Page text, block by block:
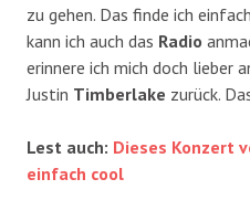
zu gehen. Das finde ich
kann ich auch das Radio
erinnere ich mich doch lieber
Justin Timberlake zurück.
Lest auch: Dieses Konzert
einfach cool